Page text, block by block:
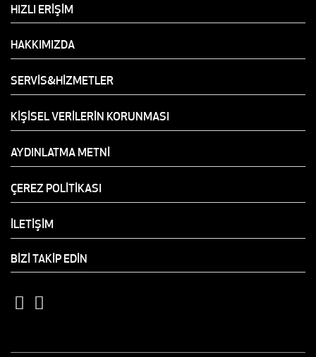
HIZLI ERİŞİM
HAKKIMIZDA
SERVİS&HİZMETLER
KİŞİSEL VERİLERİN KORUNMASI
AYDINLATMA METNİ
ÇEREZ POLİTİKASI
İLETİŞİM
BİZİ TAKİP EDİN